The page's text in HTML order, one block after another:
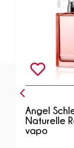
Angel
Naturelle
vapo